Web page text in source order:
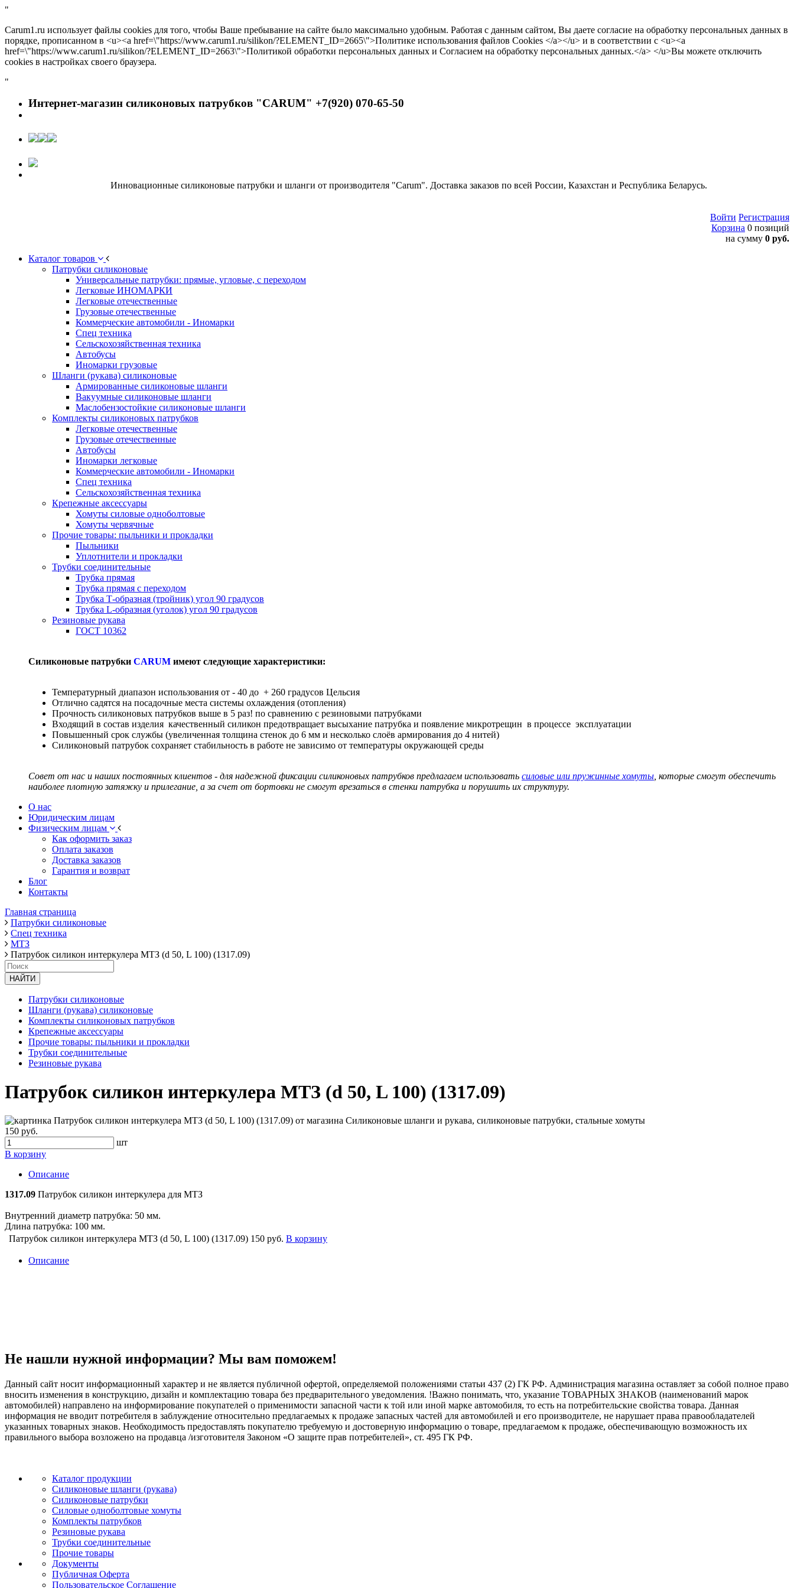
"
Carum1.ru использует файлы cookies для того, чтобы Ваше пребывание на сайте было максимально удобным. Работая с данным сайтом, Вы даете согласие на обработку персональных данных в
порядке, прописанном в <u><a href=\"https://www.carum1.ru/silikon/?ELEMENT_ID=2665\">Политике использования файлов Cookies </a></u> и в соответствии с <u><a
href=\"https://www.carum1.ru/silikon/?ELEMENT_ID=2663\">Политикой обработки персональных данных и Согласием на обработку персональных данных.</a> </u>Вы можете отключить
cookies в настройках своего браузера.
"
Интернет-магазин силиконовых патрубков "CARUM" +7(920) 070-65-50
Инновационные силиконовые патрубки и шланги от производителя "Carum". Доставка заказов по всей России, Казахстан и Республика Беларусь.
Войти Регистрация
Корзина 0 позиций
на сумму 0 руб.
Каталог товаров
Патрубки силиконовые
Универсальные патрубки: прямые, угловые, с переходом
Легковые ИНОМАРКИ
Легковые отечественные
Грузовые отечественные
Коммерческие автомобили - Иномарки
Спец техника
Сельскохозяйственная техника
Автобусы
Иномарки грузовые
Шланги (рукава) силиконовые
Армированные силиконовые шланги
Вакуумные силиконовые шланги
Маслобензостойкие силиконовые шланги
Комплекты силиконовых патрубков
Легковые отечественные
Грузовые отечественные
Автобусы
Иномарки легковые
Коммерческие автомобили - Иномарки
Спец техника
Сельскохозяйственная техника
Крепежные аксессуары
Хомуты силовые одноболтовые
Хомуты червячные
Прочие товары: пыльники и прокладки
Пыльники
Уплотнители и прокладки
Трубки соединительные
Трубка прямая
Трубка прямая с переходом
Трубка Т-образная (тройник) угол 90 градусов
Трубка L-образная (уголок) угол 90 градусов
Резиновые рукава
ГОСТ 10362
Силиконовые патрубки CARUM имеют следующие характеристики:
Температурный диапазон использования от - 40 до + 260 градусов Цельсия
Отлично садятся на посадочные места системы охлаждения (отопления)
Прочность силиконовых патрубков выше в 5 раз! по сравнению с резиновыми патрубками
Входящий в состав изделия качественный силикон предотвращает высыхание патрубка и появление микротрещин в процессе эксплуатации
Повышенный срок службы (увеличенная толщина стенок до 6 мм и несколько слоёв армирования до 4 нитей)
Силиконовый патрубок сохраняет стабильность в работе не зависимо от температуры окружающей среды
Совет от нас и наших постоянных клиентов - для надежной фиксации силиконовых патрубков предлагаем использовать силовые или пружинные хомуты , которые смогут обеспечить
наиболее плотную затяжку и прилегание, а за счет от бортовки не смогут врезаться в стенки патрубка и порушить их структуру.
О нас
Юридическим лицам
Физическим лицам
Как оформить заказ
Оплата заказов
Доставка заказов
Гарантия и возврат
Блог
Контакты
Главная страница
Патрубки силиконовые
Спец техника
МТЗ
Патрубок силикон интеркулера МТЗ (d 50, L 100) (1317.09)
НАЙТИ
Патрубки силиконовые
Шланги (рукава) силиконовые
Комплекты силиконовых патрубков
Крепежные аксессуары
Прочие товары: пыльники и прокладки
Трубки соединительные
Резиновые рукава
Патрубок силикон интеркулера МТЗ (d 50, L 100) (1317.09)
150 руб.
шт
В корзину
Описание
1317.09 Патрубок силикон интеркулера для МТЗ
Внутренний диаметр патрубка: 50 мм.
Длина патрубка: 100 мм.
Патрубок силикон интеркулера МТЗ (d 50, L 100) (1317.09) 150 руб. В корзину
Описание
Не нашли нужной информации? Мы вам поможем!
Данный сайт носит информационный характер и не является публичной офертой, определяемой положениями статьи 437 (2) ГК РФ. Администрация магазина оставляет за собой полное право
вносить изменения в конструкцию, дизайн и комплектацию товара без предварительного уведомления. !Важно понимать, что, указание ТОВАРНЫХ ЗНАКОВ (наименований марок
автомобилей) направлено на информирование покупателей о применимости запасной части к той или иной марке автомобиля, то есть на потребительские свойства товара. Данная
информация не вводит потребителя в заблуждение относительно предлагаемых к продаже запасных частей для автомобилей и его производителе, не нарушает права правообладателей
указанных товарных знаков. Необходимость предоставлять покупателю требуемую и достоверную информацию о товаре, предлагаемом к продаже, обеспечивающую возможность их
правильного выбора возложено на продавца /изготовителя Законом «О защите прав потребителей», ст. 495 ГК РФ.
Каталог продукции
Силиконовые шланги (рукава)
Силиконовые патрубки
Силовые одноболтовые хомуты
Комплекты патрубков
Резиновые рукава
Трубки соединительные
Прочие товары
Документы
Публичная Оферта
Пользовательское Соглашение